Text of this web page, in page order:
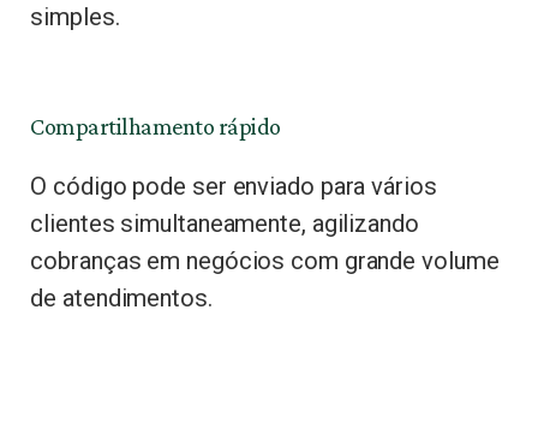
simples.
Compartilhamento rápido
O código pode ser enviado para vários
clientes simultaneamente, agilizando
cobranças em negócios com grande volume
de atendimentos.